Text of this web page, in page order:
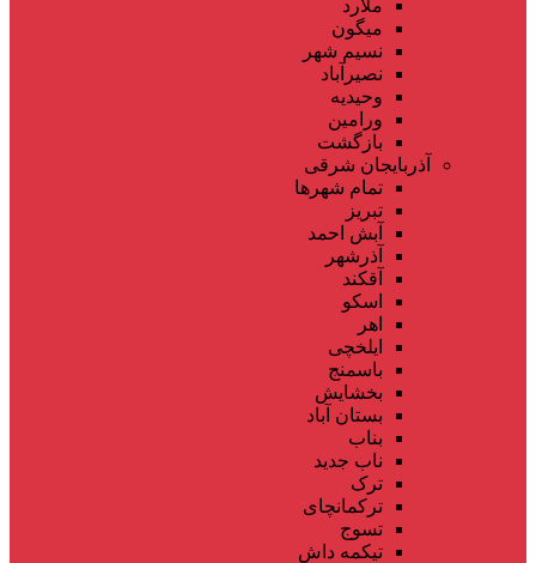
ملارد
میگون
نسیم شهر
نصیرآباد
وحیدیه
ورامین
بازگشت
آذربایجان شرقی
تمام شهر‌ها
تبریز
آبش احمد
آذرشهر
آقکند
اسکو
اهر
ایلخچی
باسمنج
بخشایش
بستان آباد
بناب
ناب جدید
ترک
ترکمانچای
تسوج
تیکمه داش